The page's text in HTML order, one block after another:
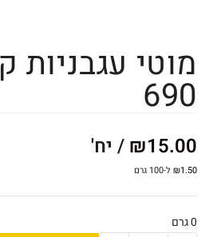
מוטי עגבניות
690
₪15.00 / יח'
₪1.50 ל-100 גרם
0 גרם